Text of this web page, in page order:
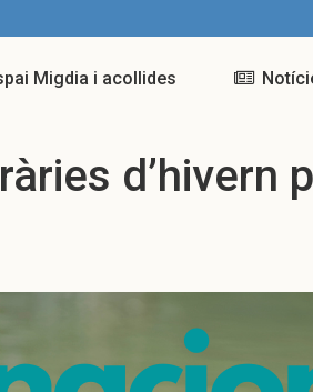
Migdia i acollides
d’hivern